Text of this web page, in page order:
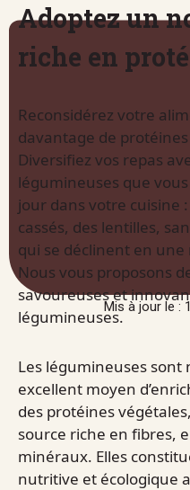
Mis à jour le :
Adoptez un
riche en
Reconsidérez votre
davantage de
Diversifiez vos repas
légumineuses que
jour dans votre cuisine
cassés, des lentilles,
qui se déclinent en
Nous vous proposons
savoureuses et
légumineuses.
Les légumineuses
excellent moyen
des protéines
source riche en fibres,
minéraux. Elles
nutritive et écologique